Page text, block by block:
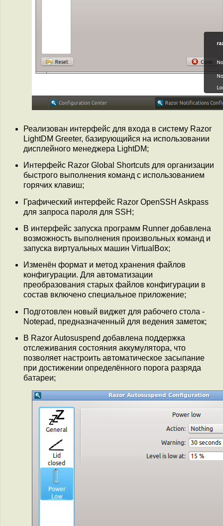
Реализован интерфейс для входа в систему Razor
LightDM Greeter, базирующийся на использовании
дисплейного менеджера LightDM;
Интерфейс Razor Global Shortcuts для организации
быстрого выполнения команд с использованием
горячих клавиш;
Графический интерфейс Razor OpenSSH Askpass
для запроса пароля для SSH;
В интерфейс запуска программ Runner добавлена
возможность выполнения произвольных команд и
запуска виртуальных машин VirtualBox;
Изменён формат и метод хранения файлов
конфигурации. Для автоматизации
преобразования старых файлов конфигурации в
состав включено специальное приложение;
Подготовлен новый виджет для рабочего стола -
Notepad, предназначенный для ведения заметок;
В Razor Autosuspend добавлена поддержка
отслеживания состояния аккумулятора, что
позволяет настроить автоматическое засыпание
при достижении определённого порога разряда
батареи;